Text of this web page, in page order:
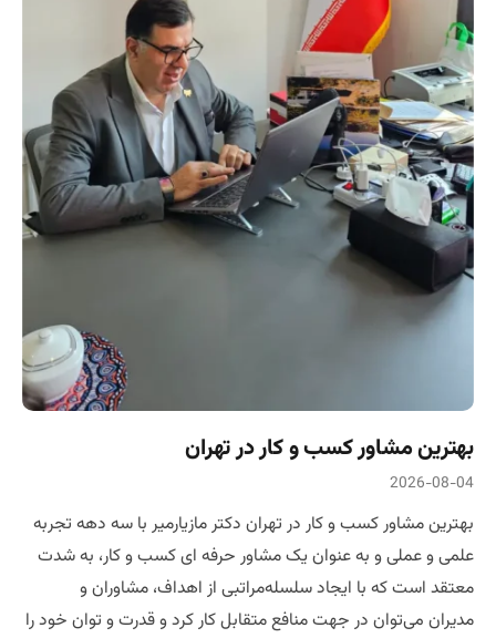
بهترین مشاور کسب و کار در تهران
2026-08-04
بهترین مشاور کسب و کار در تهران دکتر مازیارمیر با سه دهه تجربه
علمی و عملی و به عنوان یک مشاور حرفه ای کسب و کار، به شدت
معتقد است که با ایجاد سلسله‌مراتبی از اهداف، مشاوران و
مدیران می‌توان در جهت منافع متقابل کار کرد و قدرت و توان خود را